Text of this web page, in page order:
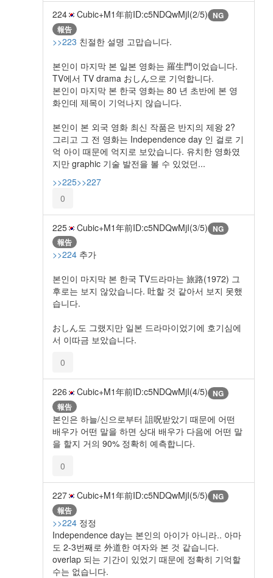
224 Cubic+M1年前ID:c5NDQwMjI(2/5) NG
報告
>>223 친절한 설명 고맙습니다.
본인이 마지막 본 일본 영화는 羅生門이었습니다.
TV에서 TV drama おしん으로 기억합니다.
본인이 마지막 본 한국 영화는 80 년 초반에 본 영
화인데 제목이 기억나지 않습니다.
본인이 본 외국 영화 최신 작품은 반지의 제왕 2?
그리고 그 전 영화는 Independence day 인 걸로 기
억 아이 때문에 억지로 보았습니다. 유치한 영화였
지만 graphic 기술 발전을 볼 수 있었던...
>>225>>227
0
225 Cubic+M1年前ID:c5NDQwMjI(3/5) NG
報告
>>224 추가
본인이 마지막 본 한국 TV드라마는 旅路(1972) 그
후로는 보지 않았습니다. 吐할 것 같아서 보지 못했
습니다.
おしん도 그랬지만 일본 드라마이었기에 호기심에
서 이따금 보았습니다.
0
226 Cubic+M1年前ID:c5NDQwMjI(4/5) NG
報告
본인은 하늘/신으로부터 詛呪받았기 때문에 어떤
배우가 어떤 말을 하면 상대 배우가 다음에 어떤 말
을 할지 거의 90% 정확히 예측합니다.
0
227 Cubic+M1年前ID:c5NDQwMjI(5/5) NG
報告
>>224 정정
Independence day는 본인의 아이가 아니라.. 아마
도 2-3번째로 外道한 여자와 본 것 같습니다.
overlap 되는 기간이 있었기 때문에 정확히 기억할
수는 없습니다.